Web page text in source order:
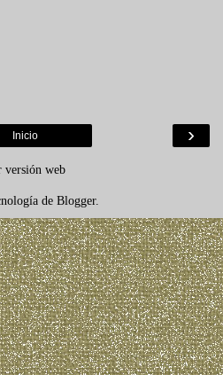
›
Inicio
versión web
de Blogger.